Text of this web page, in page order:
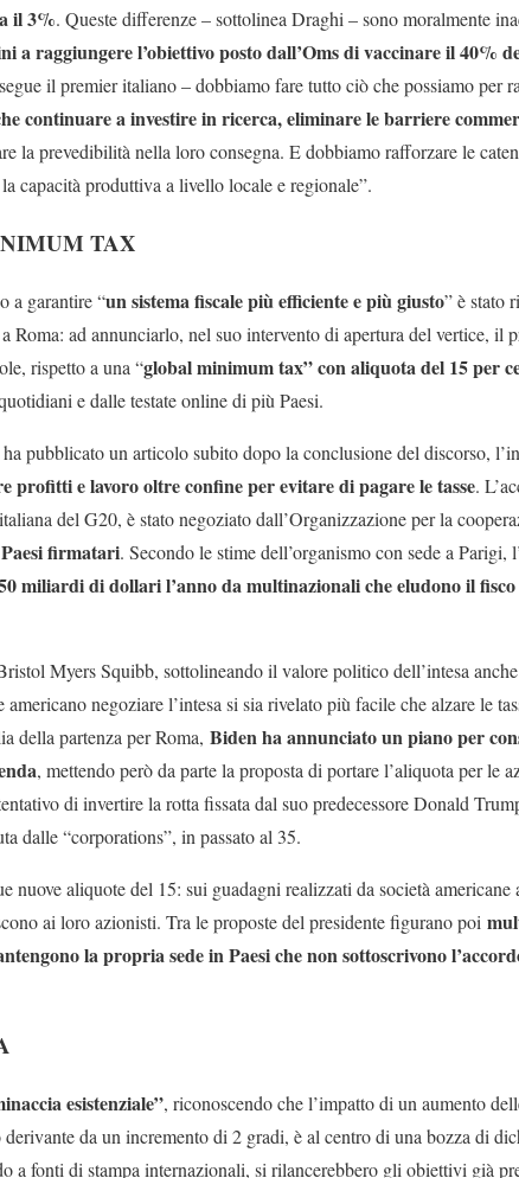
il 3%. Queste differenze – sottolinea Draghi – sono moralmente
a raggiungere l’obiettivo posto dall’Oms di vaccinare il 40%
il premier italiano – dobbiamo fare tutto ciò che possiamo per
continuare a investire in ricerca, eliminare le barriere
la prevedibilità nella loro consegna. E dobbiamo rafforzare le
capacità produttiva a livello locale e regionale”.
TAX
a garantire “un sistema fiscale più efficiente e più giusto” è stato
Roma: ad annunciarlo, nel suo intervento di apertura del vertice, il
rispetto a una “global minimum tax” con aliquota del 15 per
e dalle testate online di più Paesi.
pubblicato un articolo subito dopo la conclusione del discorso,
profitti e lavoro oltre confine per evitare di pagare le tasse.
del G20, è stato negoziato dall’Organizzazione per la
firmatari. Secondo le stime dell’organismo con sede a Parigi,
miliardi di dollari l’anno da multinazionali che eludono il fisco
Myers Squibb, sottolineando il valore politico dell’intesa
negoziare l’intesa si sia rivelato più facile che alzare le
della partenza per Roma, Biden ha annunciato un piano per
, mettendo però da parte la proposta di portare l’aliquota per le
di invertire la rotta fissata dal suo predecessore Donald
dalle “corporations”, in passato al 35.
nuove aliquote del 15: sui guadagni realizzati da società americane
ai loro azionisti. Tra le proposte del presidente figurano poi
la propria sede in Paesi che non sottoscrivono
esistenziale”, riconoscendo che l’impatto di un aumento
da un incremento di 2 gradi, è al centro di una bozza di
a fonti di stampa internazionali, si rilancerebbero gli obiettivi già